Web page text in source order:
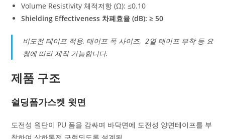
Volume Resistivity 체적저항 (Ω): ≤0.10
Shielding Effectiveness 차폐효율 (dB): ≥ 50
비도전 테이프 적용, 테이프 폭 사이즈, 2열 테이프 부착 등 요
청에 따라 제작 가능합니다.
제품 구조
쉴딩폼가스켓 윗면
도전성 원단이 PU 폼을 감싸며 바닥면에 도전성 양면테이프를 부